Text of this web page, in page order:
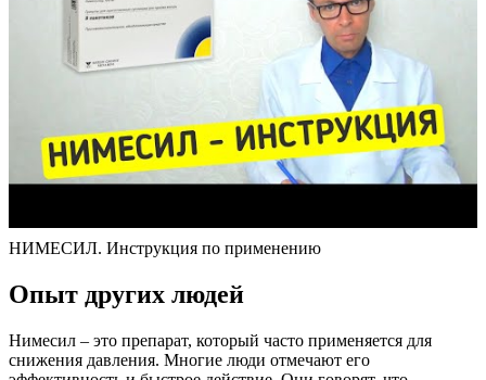
НИМЕСИЛ. Инструкция по применению
Опыт других людей
Нимесил – это препарат, который часто применяется для
снижения давления. Многие люди отмечают его